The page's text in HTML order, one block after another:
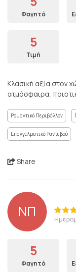
Φαγητό
5
Τιμή
Κλασική αξία στον
ατμόσφαιρα,
Ρομαντικό Περιβάλλον
Επαγγελματικό Ραντεβού
Share
ΝΠ
5
Φαγητό